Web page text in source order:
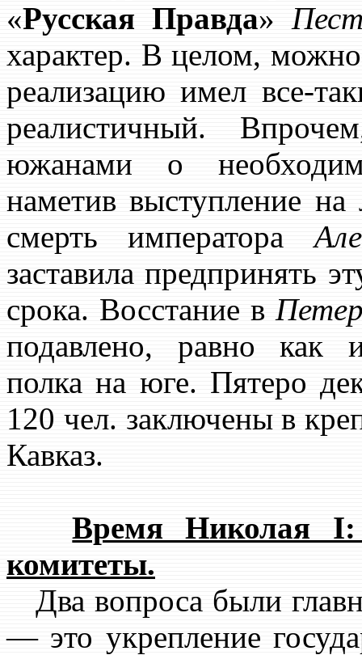
«Русская Правда»
характер. В целом,
реализацию имел все-
реалистичный.
южанами о
наметив выступление
смерть императора
заставила предпринять
срока. Восстание в
подавлено, равно как
полка на юге. Пятеро
120 чел. заключены в
Кавказ.
Время Николая I:
комитеты.
Два вопроса были
— это укрепление